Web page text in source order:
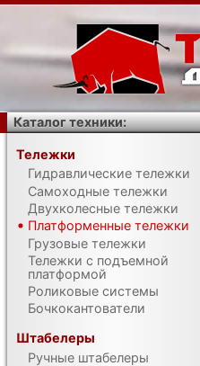
Каталог техники:
Тележки
Гидравлические тележки
Самоходные тележки
Двухколесные тележки
Платформенные тележки
Грузовые тележки
Тележки с подъемной
платформой
Роликовые системы
Бочкокантователи
Штабелеры
Ручные штабелеры